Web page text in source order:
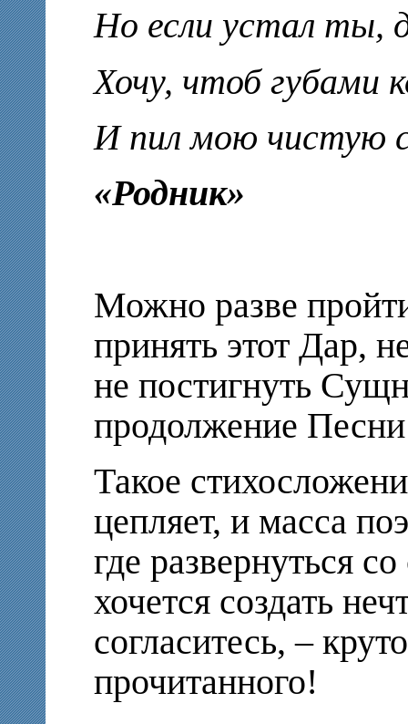
Но если устал ты,
Хочу, чтоб губами
И пил мою чистую
«Родник»
Можно разве
принять этот Дар,
не постигнуть
продолжение
Такое
цепляет, и масса
где развернуться
хочется создать
согласитесь, –
прочитанного!